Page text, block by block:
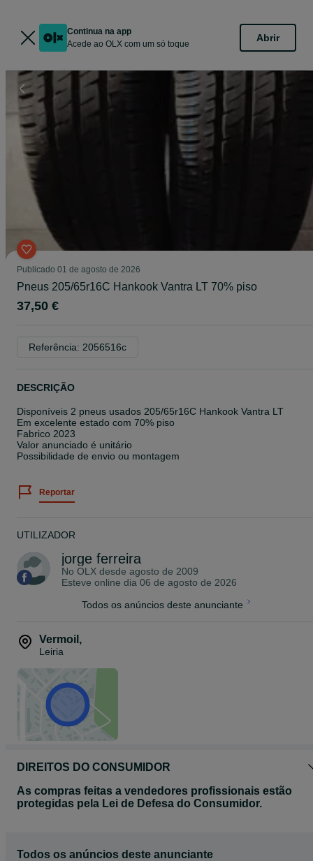
Continua na app
Acede ao OLX com um só toque
Abrir
Publicado 01 de agosto de 2026
Pneus 205/65r16C Hankook Vantra LT 70% piso
37,50 €
Referência: 2056516c
DESCRIÇÃO
Disponíveis 2 pneus usados 205/65r16C Hankook Vantra LT
Em excelente estado com 70% piso
Fabrico 2023
Valor anunciado é unitário
Possibilidade de envio ou montagem
Reportar
UTILIZADOR
jorge ferreira
No OLX desde agosto de 2009
Esteve online dia 06 de agosto de 2026
Todos os anúncios deste anunciante
Vermoil ,
Leiria
DIREITOS DO CONSUMIDOR
As compras feitas a vendedores profissionais estão
protegidas pela Lei de Defesa do Consumidor.
Todos os anúncios deste anunciante